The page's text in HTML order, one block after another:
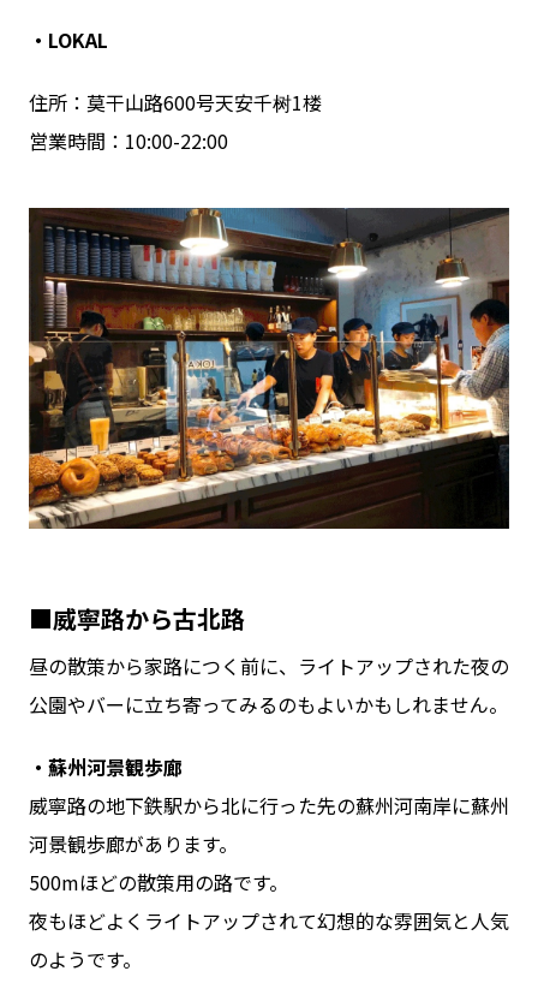
・LOKAL
住所：莫干山路600号天安千树1楼
営業時間：10:00-22:00
■威寧路から古北路
昼の散策から家路につく前に、ライトアップされた夜の
公園やバーに立ち寄ってみるのもよいかもしれません。
・蘇州河景観歩廊
威寧路の地下鉄駅から北に行った先の蘇州河南岸に蘇州
河景観歩廊があります。
500mほどの散策用の路です。
夜もほどよくライトアップされて幻想的な雰囲気と人気
のようです。